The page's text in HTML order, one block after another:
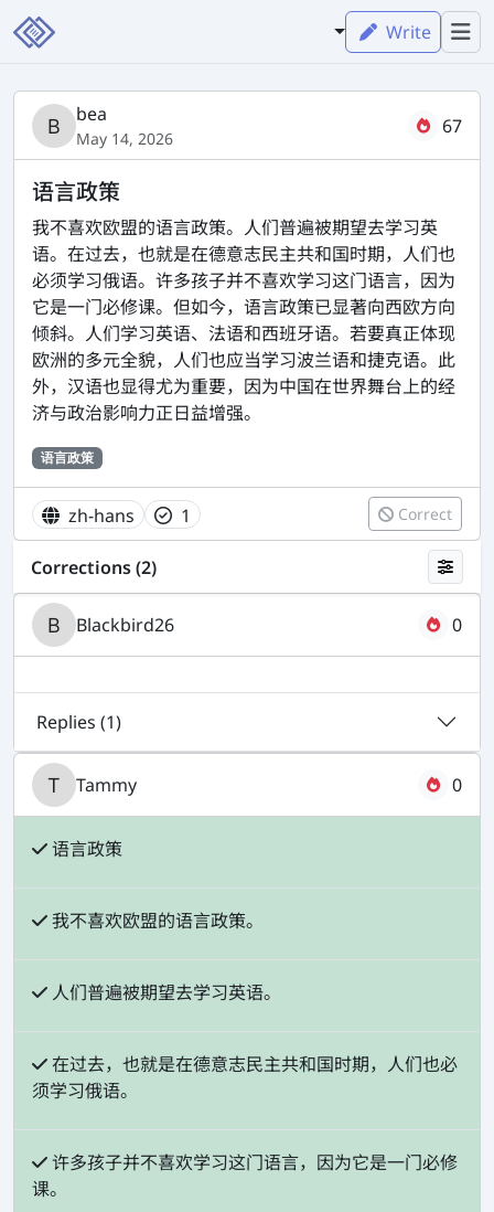
Write
bea
May 14, 2026
67
语言政策
我不喜欢欧盟的语言政策。人们普遍被期望去学习英
语。在过去，也就是在德意志民主共和国时期，人们也
必须学习俄语。许多孩子并不喜欢学习这门语言，因为
它是一门必修课。但如今，语言政策已显著向西欧方向
倾斜。人们学习英语、法语和西班牙语。若要真正体现
欧洲的多元全貌，人们也应当学习波兰语和捷克语。此
外，汉语也显得尤为重要，因为中国在世界舞台上的经
济与政治影响力正日益增强。
语言政策
zh-hans 1 Correct
Corrections (2)
Blackbird26 0
Replies (1)
Tammy 0
语言政策
我不喜欢欧盟的语言政策。
人们普遍被期望去学习英语。
在过去，也就是在德意志民主共和国时期，人们也必
须学习俄语。
许多孩子并不喜欢学习这门语言，因为它是一门必修
课。